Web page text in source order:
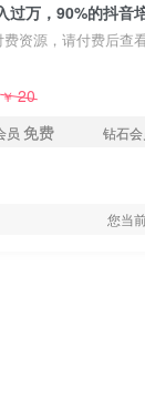
过万，90%的抖音
费资源，请付费后查
￥20
员 免费 钻石会
您当